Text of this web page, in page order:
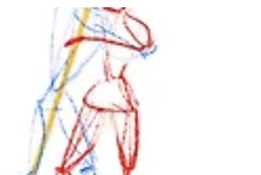
사이드로 걷고(반박자) 도착하자
발 왼쪽으로 가져다 오되 살짝 뒤
리더: 리바운드 후 오른발을 살짝
- [탱고 tip] - 아웃사이